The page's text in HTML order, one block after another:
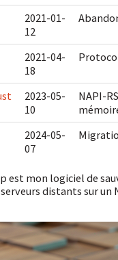
2021-01-
12
2021-04-
18
2023-05-
10
NAPI-
2024-05-
07
est mon logiciel de
distants sur